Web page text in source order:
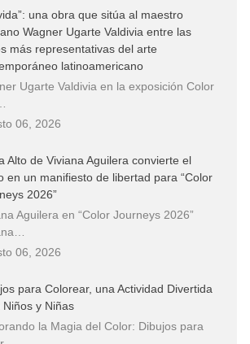
una obra que sitúa al maestro
Wagner Ugarte Valdivia entre las
más representativas del arte
latinoamericano
Ugarte Valdivia en la exposición Color
06, 2026
Alto de Viviana Aguilera convierte el
en un manifiesto de libertad para “Color
2026”
Aguilera en “Color Journeys 2026”
06, 2026
para Colorear, una Actividad Divertida
Niños y Niñas
la Magia del Color: Dibujos para